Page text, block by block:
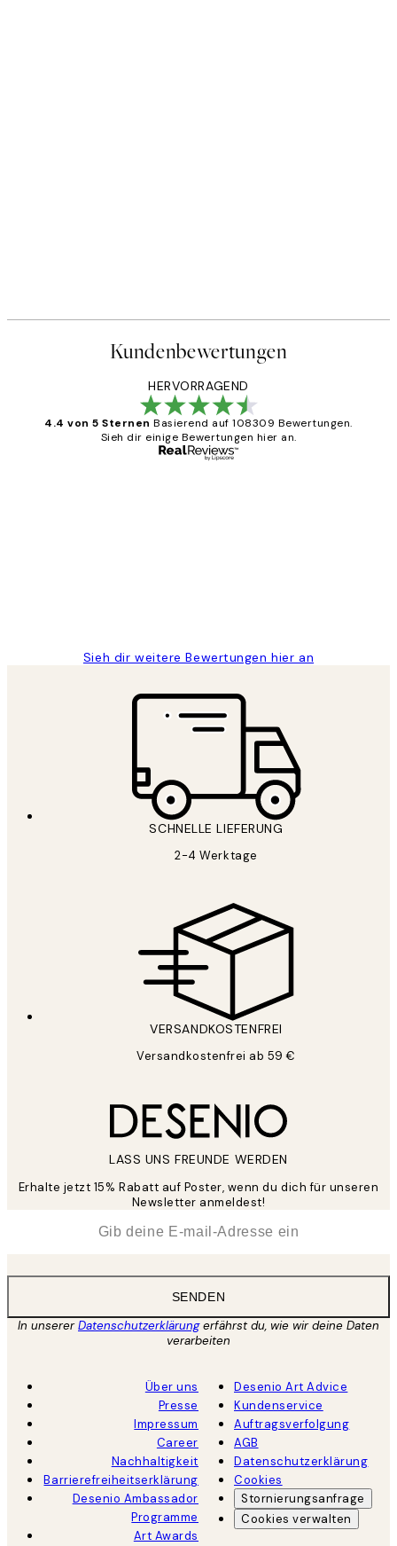
Kundenbewertungen
HERVORRAGEND
4.4 von 5 Sternen Basierend auf 108309 Bewertungen.
Sieh dir einige Bewertungen hier an.
Sieh dir weitere Bewertungen hier an
SCHNELLE LIEFERUNG
2-4 Werktage
VERSANDKOSTENFREI
Versandkostenfrei ab 59 €
LASS UNS FREUNDE WERDEN
Erhalte jetzt 15% Rabatt auf Poster, wenn du dich für unseren
Newsletter anmeldest!
SENDEN
In unsererDatenschutzerklärungerfährst du, wie wir deine Daten
verarbeiten
Über uns
Presse
Impressum
Career
Nachhaltigkeit
Barrierefreiheitserklärung
Desenio Ambassador
Programme
Art Awards
Desenio Art Advice
Kundenservice
Auftragsverfolgung
AGB
Datenschutzerklärung
Cookies
Stornierungsanfrage
Cookies verwalten